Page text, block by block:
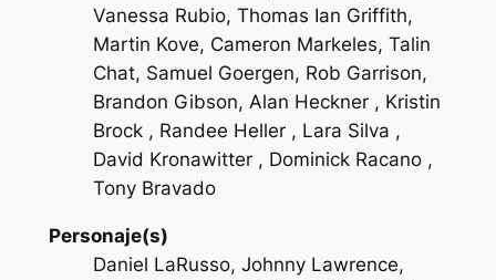
Vanessa Rubio, Thomas Ian Griffith,
Martin Kove, Cameron Markeles, Talin
Chat, Samuel Goergen, Rob Garrison,
Brandon Gibson, Alan Heckner , Kristin
Brock , Randee Heller , Lara Silva ,
David Kronawitter , Dominick Racano ,
Tony Bravado
Personaje(s)
Daniel LaRusso, Johnny Lawrence,